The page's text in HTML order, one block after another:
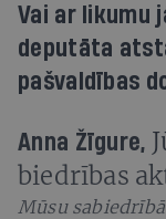
Vai ar likumu
deputāta
pašvaldības
Anna Žīgure,
biedrības
Mūsu